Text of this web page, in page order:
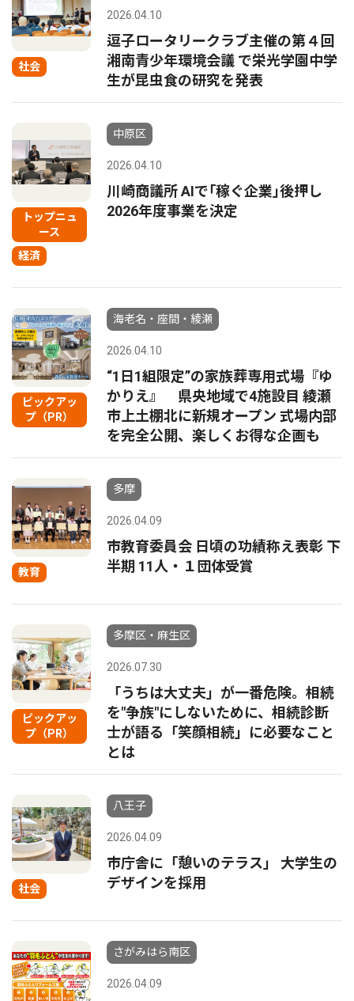
社会
2026.04.10
逗子ロータリークラブ主催の第４回
湘南青少年環境会議 で栄光学園中学
生が昆虫食の研究を発表
トップニュ
ース
経済
中原区
2026.04.10
川崎商議所 AIで｢稼ぐ企業｣後押し
2026年度事業を決定
ピックアッ
プ（PR）
海老名・座間・綾瀬
2026.04.10
“1日1組限定”の家族葬専用式場『ゆ
かりえ』 県央地域で4施設目 綾瀬
市上土棚北に新規オープン 式場内部
を完全公開、楽しくお得な企画も
教育
多摩
2026.04.09
市教育委員会 日頃の功績称え表彰 下
半期 11人・１団体受賞
ピックアッ
プ（PR）
多摩区・麻生区
2026.07.30
「うちは大丈夫」が一番危険。相続
を"争族"にしないために、相続診断
士が語る「笑顔相続」に必要なこと
とは
社会
八王子
2026.04.09
市庁舎に「憩いのテラス」 大学生の
デザインを採用
さがみはら南区
2026.04.09